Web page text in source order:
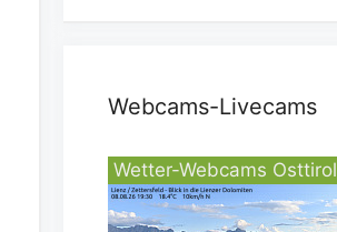
Webcams-Livecams
Wetter-Webcams Osttirol